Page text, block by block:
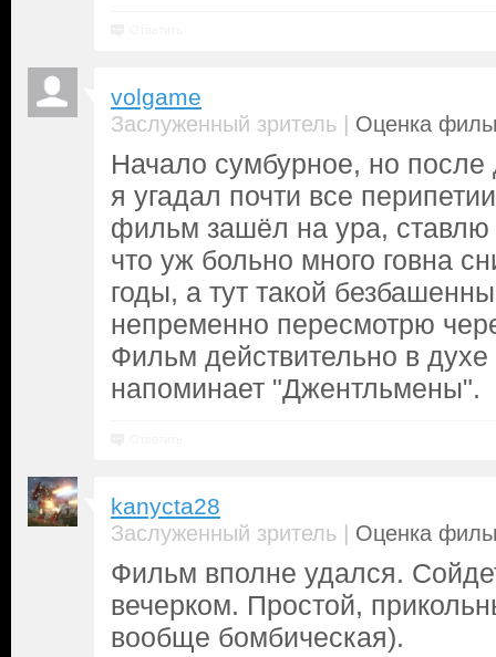
volgame
Заслуженный зритель | Оценка
Начало сумбурное, но после
я угадал почти все
фильм зашёл на ура, ставлю
что уж больно много говна
годы, а тут такой
непременно пересмотрю
Фильм действительно в
напоминает "Джентльмены".
kanycta28
Заслуженный зритель | Оценка
Фильм вполне удался.
вечерком. Простой,
вообще бомбическая).